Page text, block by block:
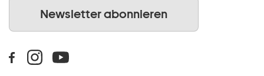
Newsletter abonnieren